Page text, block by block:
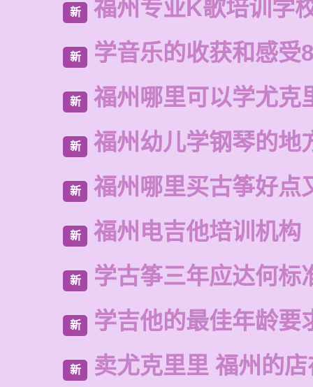
新 福州专业K歌培训学
新 学音乐的收获和感受
新 福州哪里可以学尤克
新 福州幼儿学钢琴的地
新 福州哪里买古筝好点
新 福州电吉他培训机构
新 学古筝三年应达何标
新 学吉他的最佳年龄要
新 卖尤克里里 福州的